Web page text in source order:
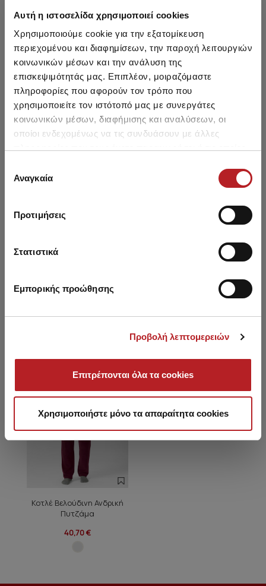
Αυτή η ιστοσελίδα χρησιμοποιεί cookies
Χρησιμοποιούμε cookie για την εξατομίκευση
περιεχομένου και διαφημίσεων, την παροχή λειτουργιών
κοινωνικών μέσων και την ανάλυση της
επισκεψιμότητάς μας. Επιπλέον, μοιραζόμαστε
πληροφορίες που αφορούν τον τρόπο που
χρησιμοποιείτε τον ιστότοπό μας με συνεργάτες
κοινωνικών μέσων, διαφήμισης και αναλύσεων, οι
οποίοι ενδεχομένως να τις συνδυάσουν με άλλες
των υπηρεσιών τους.
συγκατάθεσης
Αναγκαία
Προτιμήσεις
Στατιστικά
Εμπορικής προώθησης
Προβολή λεπτομερειών
Επιτρέπονται όλα τα cookies
Χρησιμοποιήστε μόνο τα απαραίτητα cookies
HOT OFFER
Κοτλέ Βελούδινη Ανδρική
Πυτζάμα
40,70 €